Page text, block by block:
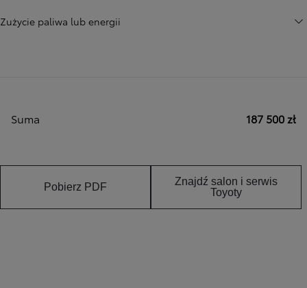
Zużycie paliwa lub energii
Suma 187 500 zł
Pobierz PDF
Znajdź salon i serwis
Toyoty